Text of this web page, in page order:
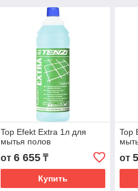
Top Efekt Extra 1л для
мытья полов
от 6 655₸
Купить
Top
от